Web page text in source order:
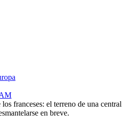
franceses: el terreno de una central
en breve.